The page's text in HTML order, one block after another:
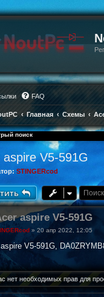
FAQ
Главная Схемы
поиск
aspire V5-591G
STINGERcod
aspire V5-591G
» 20 апр 2022, 12:05
V5-591G,
нет необходимых прав для